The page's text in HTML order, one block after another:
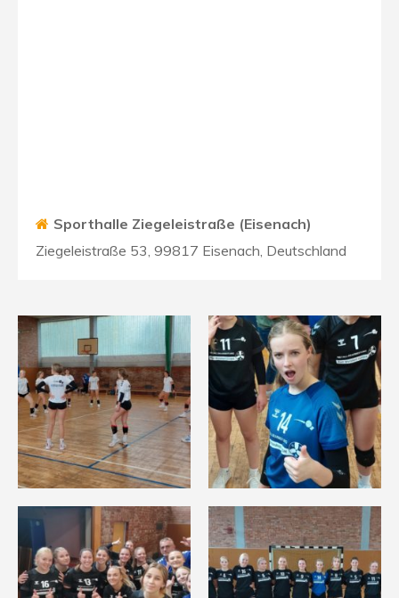
Sporthalle Ziegeleistraße (Eisenach)
Ziegeleistraße 53, 99817 Eisenach, Deutschland